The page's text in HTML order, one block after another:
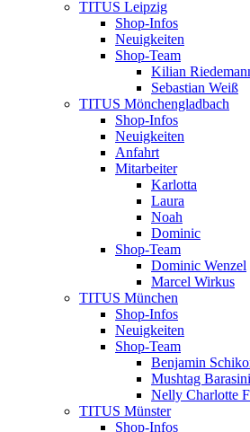
TITUS Leipzig
Shop-Infos
Neuigkeiten
Shop-Team
Kilian
Sebastian Weiß
TITUS Mönchengladbach
Shop-Infos
Neuigkeiten
Anfahrt
Mitarbeiter
Karlotta
Laura
Noah
Dominic
Shop-Team
Dominic Wenzel
Marcel Wirkus
TITUS München
Shop-Infos
Neuigkeiten
Shop-Team
Benjamin
Mushtag
Nelly Charlotte
TITUS Münster
Shop-Infos